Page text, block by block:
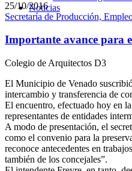
Noticias
25/10/2016
Secretaría de Producción,
Importante avance para
Colegio de Arquitectos D3
El Municipio de Venado
intercambio y transferencia de
El encuentro, efectuado hoy en
representantes de entidades
A modo de presentación, el
como el convenio para la
reconoce antecedentes en
también de los concejales”.